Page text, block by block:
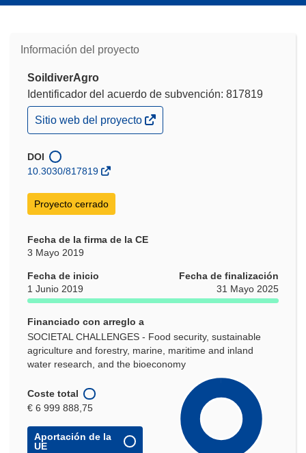
Información del proyecto
SoildiverAgro
Identificador del acuerdo de subvención: 817819
(se
abrirá
una
nueva
Sitio web del proyecto
DOI
10.3030/817819
Proyecto cerrado
Fecha de la firma de la CE
3 Mayo 2019
Fecha de inicio
1 Junio 2019
Fecha de finalización
31 Mayo 2025
Financiado con arreglo a
SOCIETAL CHALLENGES - Food security, sustainable
agriculture and forestry, marine, maritime and inland
water research, and the bioeconomy
Coste total
€ 6 999 888,75
Aportación de la
UE